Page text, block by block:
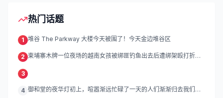
热门话题
1 堆谷 The Parkway 大楼今天被围了！今天金边堆谷区
2 柬埔寨木牌一位夜场的越南女孩被绑匪钓鱼出去后遭绑架殴打折
3
4 御和堂的夜华灯初上，喧嚣渐远忙碌了一天的人们渐渐归去我们的